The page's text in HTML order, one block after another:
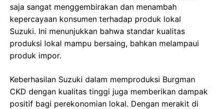
saja sangat menggembirakan dan menambah
kepercayaan konsumen terhadap produk lokal
Suzuki. Ini menunjukkan bahwa standar kualitas
produksi lokal mampu bersaing, bahkan melampaui
produk impor.
Keberhasilan Suzuki dalam memproduksi Burgman
CKD dengan kualitas tinggi juga memberikan dampak
positif bagi perekonomian lokal. Dengan merakit di